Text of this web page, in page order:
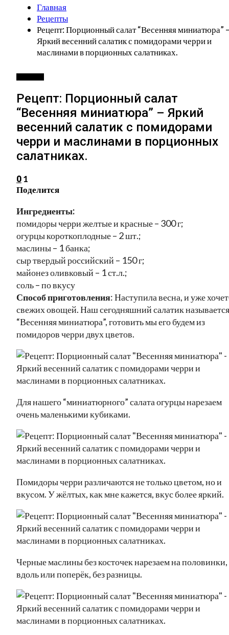
Главная
Рецепты
Рецепт: Порционный салат “Весенняя миниатюра”
Яркий весенний салатик с помидорами черри и
маслинами в порционных салатниках.
Рецепт: Порционный салат
“Весенняя миниатюра” – Яркий
весенний салатик с помидорами
черри и маслинами в порционных
салатниках.
0 1
Поделится
Ингредиенты:
помидоры черри желтые и красные – 300 г;
огурцы короткоплодные – 2 шт.;
маслины – 1 банка;
сыр твердый российский – 150 г;
майонез оливковый – 1 ст.л.;
соль – по вкусу
Способ приготовления: Наступила весна, и уже
свежих овощей. Наш сегодняшний салатик называется
“Весенняя миниатюра”, готовить мы его будем из
помидоров черри двух цветов.
Для нашего “миниатюрного” салата огурцы нарезаем
очень маленькими кубиками.
Помидоры черри различаются не только цветом, но и
вкусом. У жёлтых, как мне кажется, вкус более яркий.
Черные маслины без косточек нарезаем на половинки,
вдоль или поперёк, без разницы.